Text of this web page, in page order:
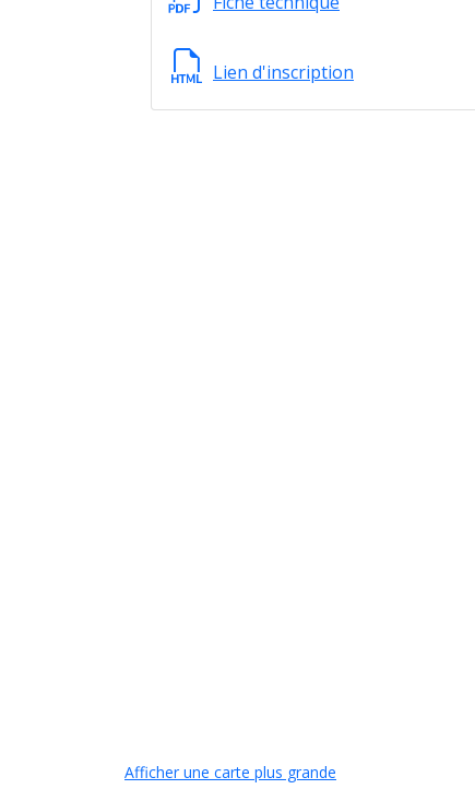
Lien d'inscription
Afficher une carte plus grande